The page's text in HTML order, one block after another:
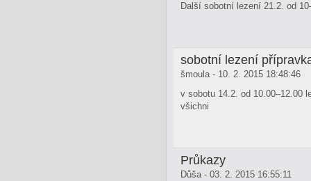
Další sobotní lezení 21.2. od
sobotní lezení
šmoula - 10. 2. 2015 18:48:46
v sobotu 14.2. od 10.00–12.00
všichni
Průkazy
Důša - 03. 2. 2015 16:55:11